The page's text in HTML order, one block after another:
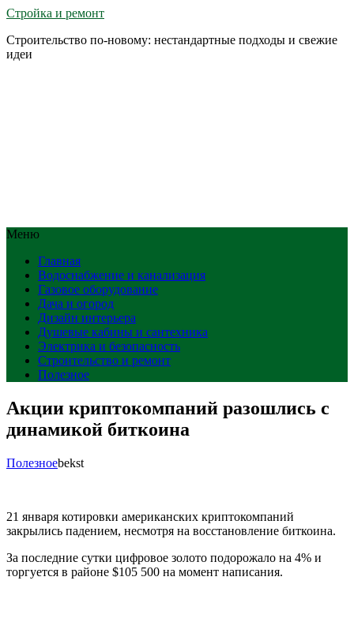
Стройка и ремонт
Строительство по-новому: нестандартные подходы и свежие
идеи
Меню
Главная
Водоснабжение и канализация
Газовое оборудование
Дача и огород
Дизайн интерьера
Душевые кабины и сантехника
Электрика и безопасность
Строительство и ремонт
Полезное
Акции криптокомпаний разошлись с
динамикой биткоина
Полезноеbekst
21 января котировки американских криптокомпаний
закрылись падением, несмотря на восстановление биткоина.
За последние сутки цифровое золото подорожало на 4% и
торгуется в районе $105 500 на момент написания.